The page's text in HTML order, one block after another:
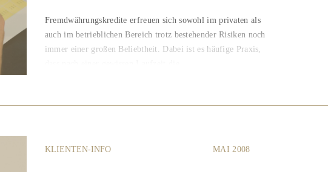
Fremdwährungskredite erfreuen sich sowohl im privaten als
auch im betrieblichen Bereich trotz bestehender Risiken noch
immer einer großen Beliebtheit. Dabei ist es häufige Praxis,
KLIENTEN-INFO MAI 2008